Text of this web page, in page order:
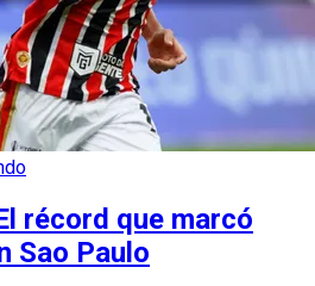
récord que marcó
Sao Paulo